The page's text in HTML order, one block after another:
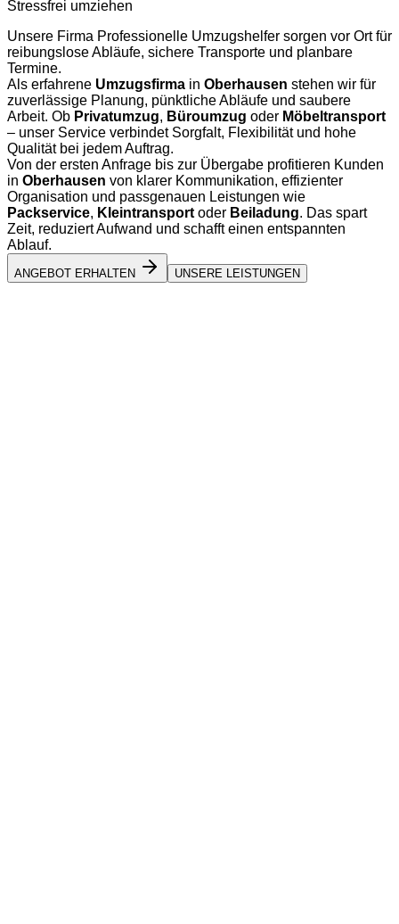
Stressfrei umziehen
Unsere Firma Professionelle Umzugshelfer sorgen vor Ort für
reibungslose Abläufe, sichere Transporte und planbare
Termine.
Als erfahrene Umzugsfirma in Oberhausen stehen wir für
zuverlässige Planung, pünktliche Abläufe und saubere
Arbeit. Ob Privatumzug, Büroumzug oder Möbeltransport
– unser Service verbindet Sorgfalt, Flexibilität und hohe
Qualität bei jedem Auftrag.
Von der ersten Anfrage bis zur Übergabe profitieren Kunden
in Oberhausen von klarer Kommunikation, effizienter
Organisation und passgenauen Leistungen wie
Packservice, Kleintransport oder Beiladung. Das spart
Zeit, reduziert Aufwand und schafft einen entspannten
Ablauf.
ANGEBOT ERHALTEN UNSERE LEISTUNGEN